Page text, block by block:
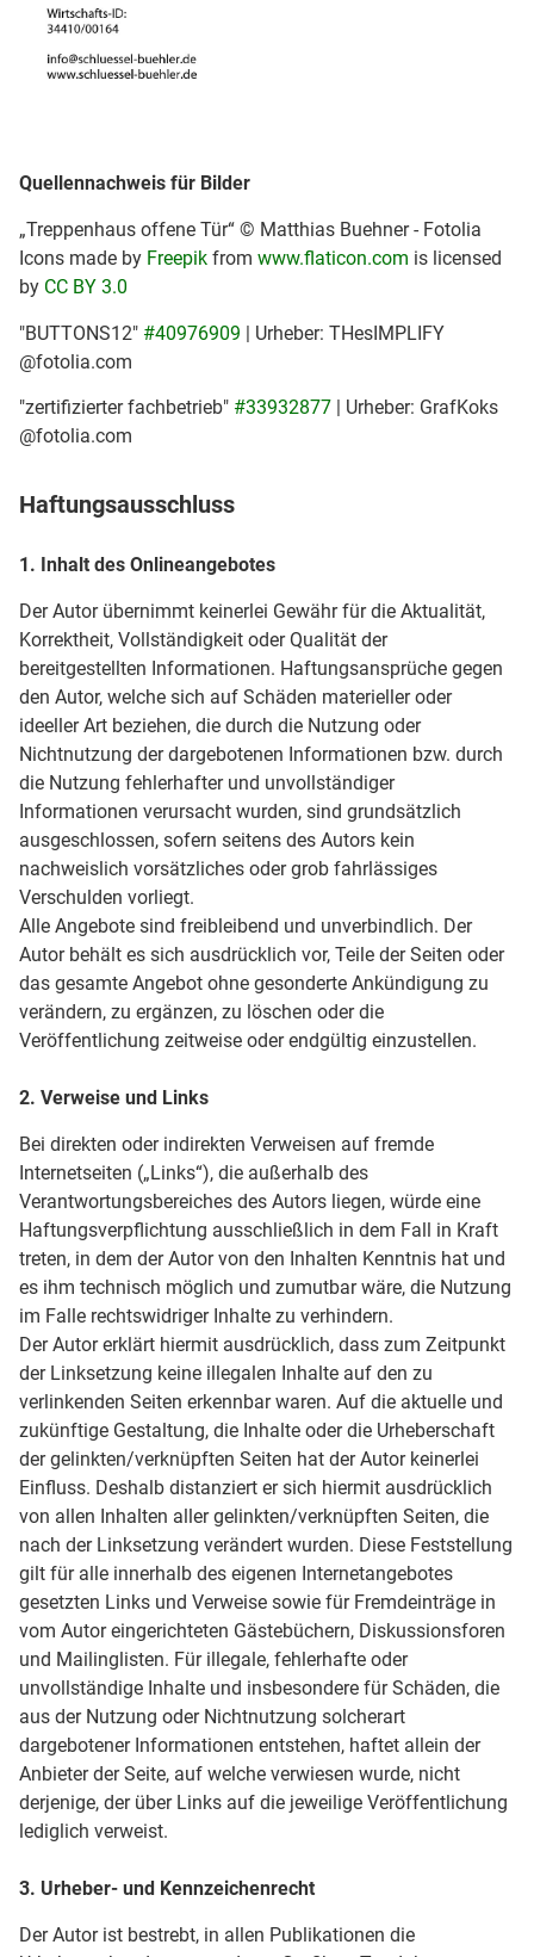
Quellennachweis für Bilder
„Treppenhaus offene Tür“ © Matthias Buehner - Fotolia
Icons made by Freepik from www.flaticon.com is licensed
by CC BY 3.0
"BUTTONS12" #40976909 | Urheber: THesIMPLIFY
@fotolia.com
"zertifizierter fachbetrieb" #33932877 | Urheber: GrafKoks
@fotolia.com
Haftungsausschluss
1. Inhalt des Onlineangebotes
Der Autor übernimmt keinerlei Gewähr für die Aktualität,
Korrektheit, Vollständigkeit oder Qualität der
bereitgestellten Informationen. Haftungsansprüche gegen
den Autor, welche sich auf Schäden materieller oder
ideeller Art beziehen, die durch die Nutzung oder
Nichtnutzung der dargebotenen Informationen bzw. durch
die Nutzung fehlerhafter und unvollständiger
Informationen verursacht wurden, sind grundsätzlich
ausgeschlossen, sofern seitens des Autors kein
nachweislich vorsätzliches oder grob fahrlässiges
Verschulden vorliegt.
Alle Angebote sind freibleibend und unverbindlich. Der
Autor behält es sich ausdrücklich vor, Teile der Seiten oder
das gesamte Angebot ohne gesonderte Ankündigung zu
verändern, zu ergänzen, zu löschen oder die
Veröffentlichung zeitweise oder endgültig einzustellen.
2. Verweise und Links
Bei direkten oder indirekten Verweisen auf fremde
Internetseiten („Links“), die außerhalb des
Verantwortungsbereiches des Autors liegen, würde eine
Haftungsverpflichtung ausschließlich in dem Fall in Kraft
treten, in dem der Autor von den Inhalten Kenntnis hat und
es ihm technisch möglich und zumutbar wäre, die Nutzung
im Falle rechtswidriger Inhalte zu verhindern.
Der Autor erklärt hiermit ausdrücklich, dass zum Zeitpunkt
der Linksetzung keine illegalen Inhalte auf den zu
verlinkenden Seiten erkennbar waren. Auf die aktuelle und
zukünftige Gestaltung, die Inhalte oder die Urheberschaft
der gelinkten/verknüpften Seiten hat der Autor keinerlei
Einfluss. Deshalb distanziert er sich hiermit ausdrücklich
von allen Inhalten aller gelinkten/verknüpften Seiten, die
nach der Linksetzung verändert wurden. Diese Feststellung
gilt für alle innerhalb des eigenen Internetangebotes
gesetzten Links und Verweise sowie für Fremdeinträge in
vom Autor eingerichteten Gästebüchern, Diskussionsforen
und Mailinglisten. Für illegale, fehlerhafte oder
unvollständige Inhalte und insbesondere für Schäden, die
aus der Nutzung oder Nichtnutzung solcherart
dargebotener Informationen entstehen, haftet allein der
Anbieter der Seite, auf welche verwiesen wurde, nicht
derjenige, der über Links auf die jeweilige Veröffentlichung
lediglich verweist.
3. Urheber- und Kennzeichenrecht
Der Autor ist bestrebt, in allen Publikationen die